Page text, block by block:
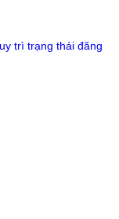
trì trạng thái đăng